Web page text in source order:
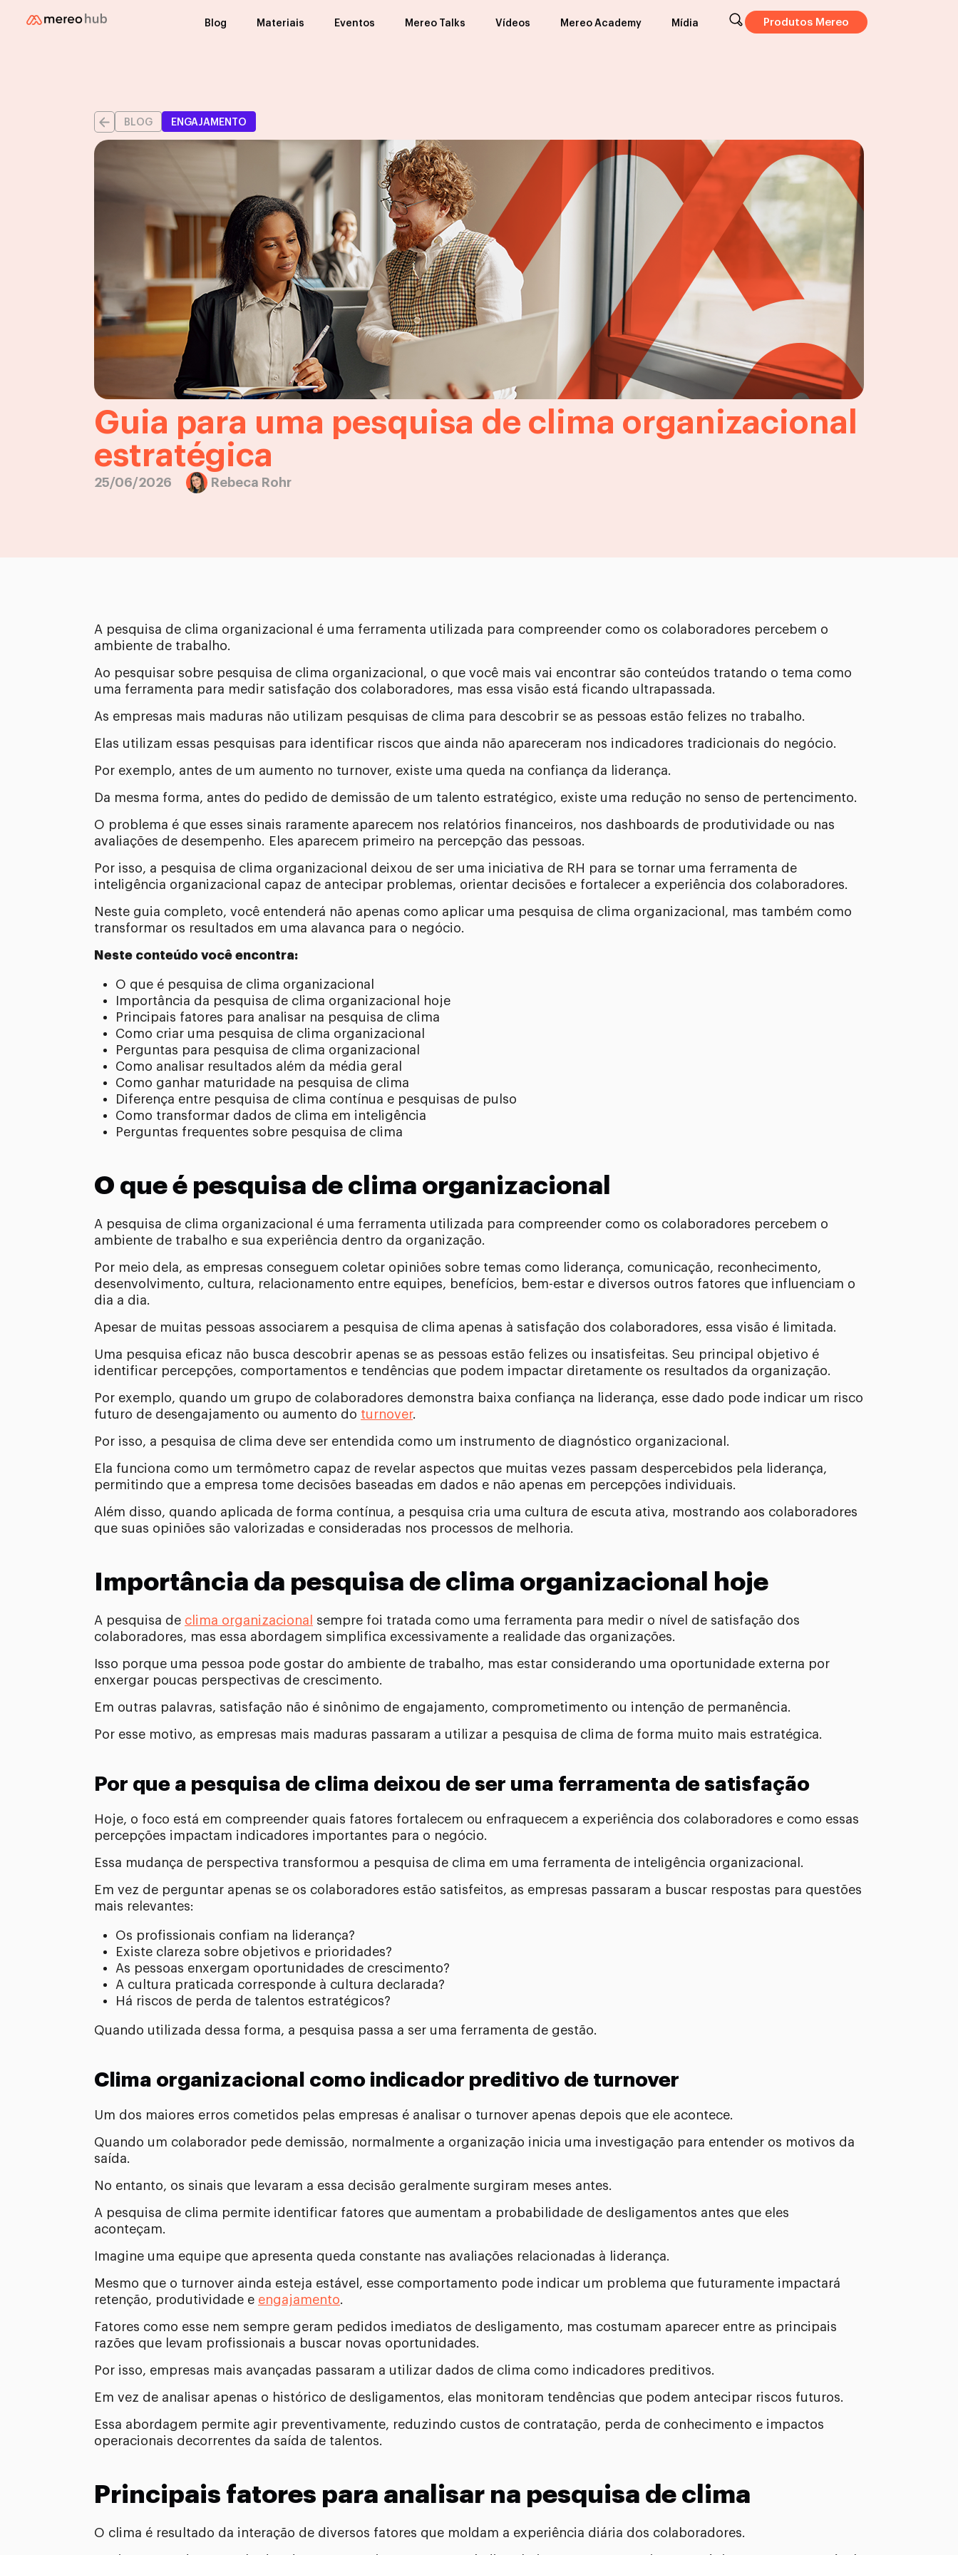
Blog Materiais Eventos Mereo Talks Vídeos Mereo Academy Mídia Produtos Mereo
BLOG ENGAJAMENTO
Guia para uma pesquisa de clima organizacional
estratégica
25/06/2026 Rebeca Rohr
A pesquisa de clima organizacional é uma ferramenta utilizada para compreender como os colaboradores percebem o
ambiente de trabalho.
Ao pesquisar sobre pesquisa de clima organizacional, o que você mais vai encontrar são conteúdos tratando o tema como
uma ferramenta para medir satisfação dos colaboradores, mas essa visão está ficando ultrapassada.
As empresas mais maduras não utilizam pesquisas de clima para descobrir se as pessoas estão felizes no trabalho.
Elas utilizam essas pesquisas para identificar riscos que ainda não apareceram nos indicadores tradicionais do negócio.
Por exemplo, antes de um aumento no turnover, existe uma queda na confiança da liderança.
Da mesma forma, antes do pedido de demissão de um talento estratégico, existe uma redução no senso de pertencimento.
O problema é que esses sinais raramente aparecem nos relatórios financeiros, nos dashboards de produtividade ou nas
avaliações de desempenho. Eles aparecem primeiro na percepção das pessoas.
Por isso, a pesquisa de clima organizacional deixou de ser uma iniciativa de RH para se tornar uma ferramenta de
inteligência organizacional capaz de antecipar problemas, orientar decisões e fortalecer a experiência dos colaboradores.
Neste guia completo, você entenderá não apenas como aplicar uma pesquisa de clima organizacional, mas também como
transformar os resultados em uma alavanca para o negócio.
Neste conteúdo você encontra:
O que é pesquisa de clima organizacional
Importância da pesquisa de clima organizacional hoje
Principais fatores para analisar na pesquisa de clima
Como criar uma pesquisa de clima organizacional
Perguntas para pesquisa de clima organizacional
Como analisar resultados além da média geral
Como ganhar maturidade na pesquisa de clima
Diferença entre pesquisa de clima contínua e pesquisas de pulso
Como transformar dados de clima em inteligência
Perguntas frequentes sobre pesquisa de clima
O que é pesquisa de clima organizacional
A pesquisa de clima organizacional é uma ferramenta utilizada para compreender como os colaboradores percebem o
ambiente de trabalho e sua experiência dentro da organização.
Por meio dela, as empresas conseguem coletar opiniões sobre temas como liderança, comunicação, reconhecimento,
desenvolvimento, cultura, relacionamento entre equipes, benefícios, bem-estar e diversos outros fatores que influenciam o
dia a dia.
Apesar de muitas pessoas associarem a pesquisa de clima apenas à satisfação dos colaboradores, essa visão é limitada.
Uma pesquisa eficaz não busca descobrir apenas se as pessoas estão felizes ou insatisfeitas. Seu principal objetivo é
identificar percepções, comportamentos e tendências que podem impactar diretamente os resultados da organização.
Por exemplo, quando um grupo de colaboradores demonstra baixa confiança na liderança, esse dado pode indicar um risco
futuro de desengajamento ou aumento do turnover.
Por isso, a pesquisa de clima deve ser entendida como um instrumento de diagnóstico organizacional.
Ela funciona como um termômetro capaz de revelar aspectos que muitas vezes passam despercebidos pela liderança,
permitindo que a empresa tome decisões baseadas em dados e não apenas em percepções individuais.
Além disso, quando aplicada de forma contínua, a pesquisa cria uma cultura de escuta ativa, mostrando aos colaboradores
que suas opiniões são valorizadas e consideradas nos processos de melhoria.
Importância da pesquisa de clima organizacional hoje
A pesquisa de clima organizacional
sempre foi tratada como uma ferramenta para medir o nível de satisfação dos
colaboradores, mas essa abordagem simplifica excessivamente a realidade das organizações.
Isso porque uma pessoa pode gostar do ambiente de trabalho, mas estar considerando uma oportunidade externa por
enxergar poucas perspectivas de crescimento.
Em outras palavras, satisfação não é sinônimo de engajamento, comprometimento ou intenção de permanência.
Por esse motivo, as empresas mais maduras passaram a utilizar a pesquisa de clima de forma muito mais estratégica.
Por que a pesquisa de clima deixou de ser uma ferramenta de satisfação
Hoje, o foco está em compreender quais fatores fortalecem ou enfraquecem a experiência dos colaboradores e como essas
percepções impactam indicadores importantes para o negócio.
Essa mudança de perspectiva transformou a pesquisa de clima em uma ferramenta de inteligência organizacional.
Em vez de perguntar apenas se os colaboradores estão satisfeitos, as empresas passaram a buscar respostas para questões
mais relevantes:
Os profissionais confiam na liderança?
Existe clareza sobre objetivos e prioridades?
As pessoas enxergam oportunidades de crescimento?
A cultura praticada corresponde à cultura declarada?
Há riscos de perda de talentos estratégicos?
Quando utilizada dessa forma, a pesquisa passa a ser uma ferramenta de gestão.
Clima organizacional como indicador preditivo de turnover
Um dos maiores erros cometidos pelas empresas é analisar o turnover apenas depois que ele acontece.
Quando um colaborador pede demissão, normalmente a organização inicia uma investigação para entender os motivos da
saída.
No entanto, os sinais que levaram a essa decisão geralmente surgiram meses antes.
A pesquisa de clima permite identificar fatores que aumentam a probabilidade de desligamentos antes que eles
aconteçam.
Imagine uma equipe que apresenta queda constante nas avaliações relacionadas à liderança.
Mesmo que o turnover ainda esteja estável, esse comportamento pode indicar um problema que futuramente impactará
retenção, produtividade e engajamento.
Fatores como esse nem sempre geram pedidos imediatos de desligamento, mas costumam aparecer entre as principais
razões que levam profissionais a buscar novas oportunidades.
Por isso, empresas mais avançadas passaram a utilizar dados de clima como indicadores preditivos.
Em vez de analisar apenas o histórico de desligamentos, elas monitoram tendências que podem antecipar riscos futuros.
Essa abordagem permite agir preventivamente, reduzindo custos de contratação, perda de conhecimento e impactos
operacionais decorrentes da saída de talentos.
Principais fatores para analisar na pesquisa de clima
O clima é resultado da interação de diversos fatores que moldam a experiência diária dos colaboradores.